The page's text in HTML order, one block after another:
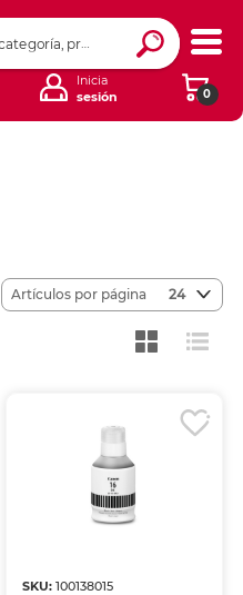
0
Inicia
sesión
Artículos por página 24
SKU: 100138015